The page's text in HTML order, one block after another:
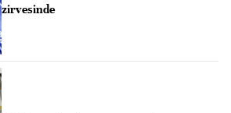
zirvesinde